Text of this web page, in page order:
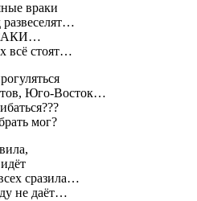
враки
всё стоят…
Юго-Восток…
мог?
сразила…
не даёт…